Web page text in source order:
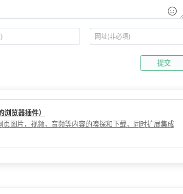
提交
览器插件）
图片，视频，音频等内容的嗅探和下载，同时扩展集成